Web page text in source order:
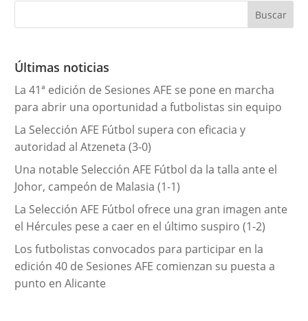
g
r
a
s
Últimas noticias
La 41ª edición de Sesiones AFE se pone en marcha
para abrir una oportunidad a futbolistas sin equipo
La Selección AFE Fútbol supera con eficacia y
autoridad al Atzeneta (3-0)
Una notable Selección AFE Fútbol da la talla ante el
Johor, campeón de Malasia (1-1)
La Selección AFE Fútbol ofrece una gran imagen ante
el Hércules pese a caer en el último suspiro (1-2)
Los futbolistas convocados para participar en la
edición 40 de Sesiones AFE comienzan su puesta a
punto en Alicante